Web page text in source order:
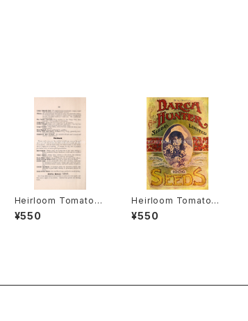
Heirloom Tomato®
Cedar Hill エアルー
ム・トマト・セダー・ヒル
¥550
Heirloom Tomato®
Canada Pride エアル
ーム・トマト・カナダ・プ
¥550